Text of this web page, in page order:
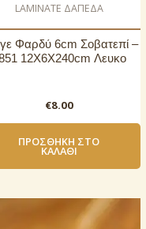
LAMINATE ΔΑΠΕΔΑ
Φαρδύ 6cm Σοβατεπί –
12X6X240cm Λευκο
€8.00
ΠΡΟΣΘΉΚΗ ΣΤΟ
ΚΑΛΆΘΙ